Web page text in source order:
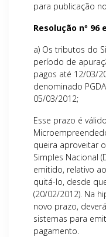
para publicação
Resolução nº 96
a) Os tributos do
período de
pagos até 12/03/
denominado
05/03/2012;
Esse prazo é
queira aproveitar
Simples Nacional
emitido, relativo
quitá-lo, desde
(20/02/2012). Na
novo prazo,
sistemas para
pagamento.